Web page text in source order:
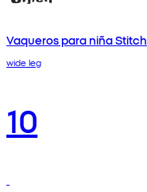
Vaqueros para niña Stitch
wide leg
10